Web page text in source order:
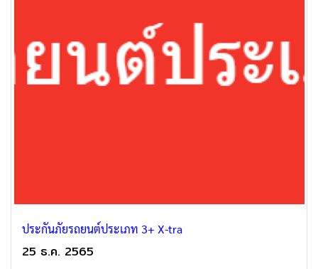
ประกันภัยรถยนต์ประเภท 3+ X-tra
25 ธ.ค. 2565